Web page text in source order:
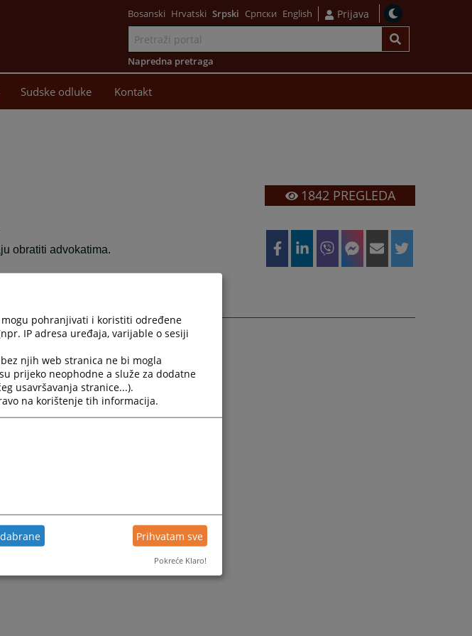
Bosanski Hrvatski Srpski Српски English Prijava
Napredna pretraga
Sudske odluke Kontakt
obratiti advokatima.
1842PREGLEDA
pohranjivati i koristiti određene
IP adresa uređaja, varijable o sesiji
njih web stranica ne bi mogla
prijeko neophodne a služe za dodatne
usavršavanja stranice...).
na korištenje tih informacija.
Prihvatam sve
Pokreće Klaro!